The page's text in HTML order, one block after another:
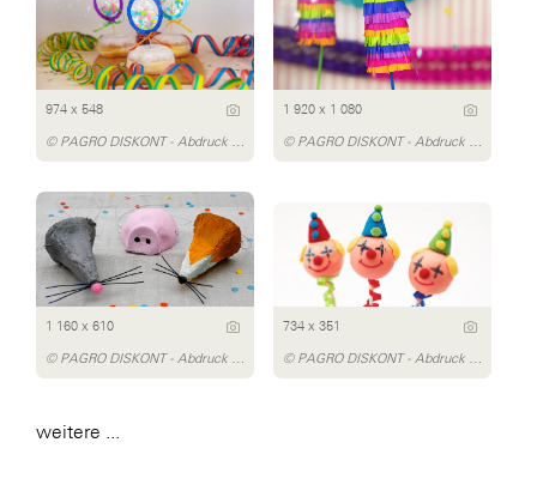
974 x 548 1 920 x 1 080
1 160 x 610 734 x 351
weitere ...